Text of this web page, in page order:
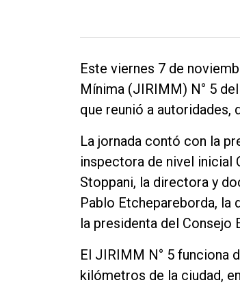
Fúnebres
Nosotros
Contacto
Este viernes 7 de
Mínima (JIRIMM) N° 5
que reunió a autoridades,
La jornada contó con la
inspectora de nivel inicial
Stoppani, la directora y
Pablo Etchepareborda,
la presidenta del Consejo
El JIRIMM N° 5 funciona
kilómetros de la ciudad,